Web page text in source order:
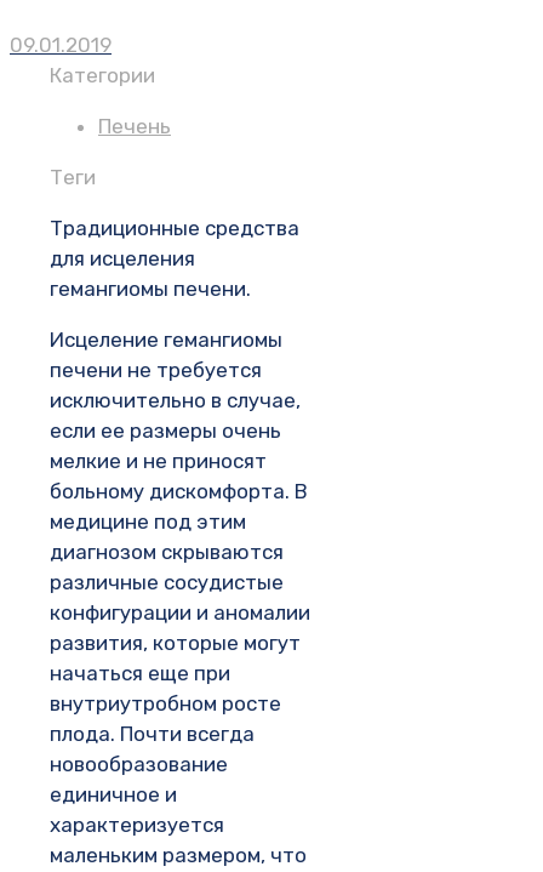
09.01.2019
Категории
Печень
Теги
Традиционные средства
для исцеления
гемангиомы печени.
Исцеление гемангиомы
печени не требуется
исключительно в случае,
если ее размеры очень
мелкие и не приносят
больному дискомфорта. В
медицине под этим
диагнозом скрываются
различные сосудистые
конфигурации и аномалии
развития, которые могут
начаться еще при
внутриутробном росте
плода. Почти всегда
новообразование
единичное и
характеризуется
маленьким размером, что